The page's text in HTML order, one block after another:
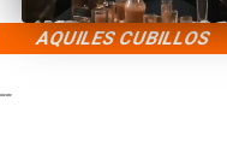
AQUILES CUBILLOS